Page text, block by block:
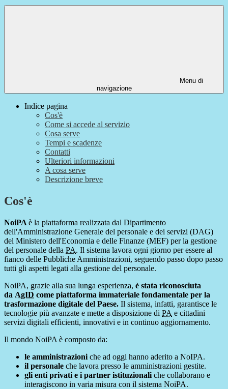
Menu di
navigazione
Indice pagina
Cos'è
Come si accede al servizio
Cosa serve
Tempi e scadenze
Contatti
Ulteriori informazioni
A cosa serve
Descrizione breve
Cos'è
NoiPA è la piattaforma realizzata dal Dipartimento
dell'Amministrazione Generale del personale e dei servizi (DAG)
del Ministero dell'Economia e delle Finanze (MEF) per la gestione
del personale della PA. Il sistema lavora ogni giorno per essere al
fianco delle Pubbliche Amministrazioni, seguendo passo dopo passo
tutti gli aspetti legati alla gestione del personale.
NoiPA, grazie alla sua lunga esperienza, è stata riconosciuta
da AgID come piattaforma immateriale fondamentale per la
trasformazione digitale del Paese. Il sistema, infatti, garantisce le
tecnologie più avanzate e mette a disposizione di PA e cittadini
servizi digitali efficienti, innovativi e in continuo aggiornamento.
Il mondo NoiPA è composto da:
le amministrazioni che ad oggi hanno aderito a NoIPA.
il personale che lavora presso le amministrazioni gestite.
gli enti privati e i partner istituzionali che collaborano e
interagiscono in varia misura con il sistema NoiPA.